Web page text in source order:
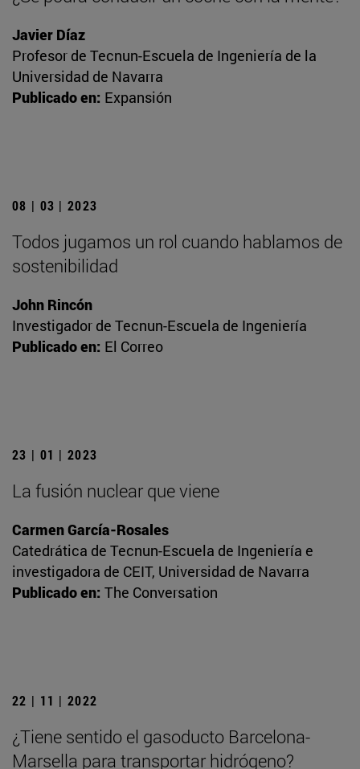
Javier Díaz
Profesor de Tecnun-Escuela de Ingeniería de la
Universidad de Navarra
Publicado en: Expansión
08 | 03 | 2023
Todos jugamos un rol cuando hablamos de
sostenibilidad
John Rincón
Investigador de Tecnun-Escuela de Ingeniería
Publicado en: El Correo
23 | 01 | 2023
La fusión nuclear que viene
Carmen García-Rosales
Catedrática de Tecnun-Escuela de Ingeniería e
investigadora de CEIT, Universidad de Navarra
Publicado en: The Conversation
22 | 11 | 2022
¿Tiene sentido el gasoducto Barcelona-
Marsella para transportar hidrógeno?